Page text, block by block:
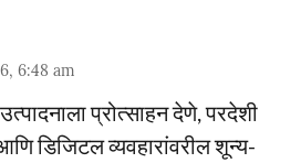
6:48 am
प्रोत्साहन देणे, परदेशी
डिजिटल व्यवहारांवरील शून्य-